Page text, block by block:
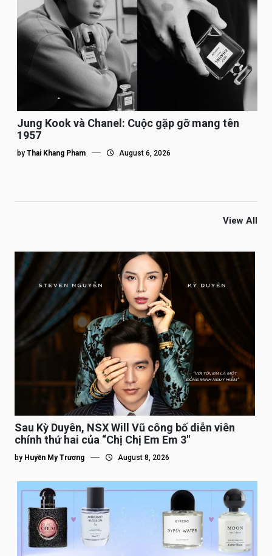
Jung Kook và Chanel: Cuộc gặp gỡ mang tên
1957
by Thai Khang Pham August 6, 2026
View All
Sau Kỳ Duyên, NSX Will Vũ công bố diễn viên
chính thứ hai của “Chị Chị Em Em 3″
by Huyền My Trương August 8, 2026